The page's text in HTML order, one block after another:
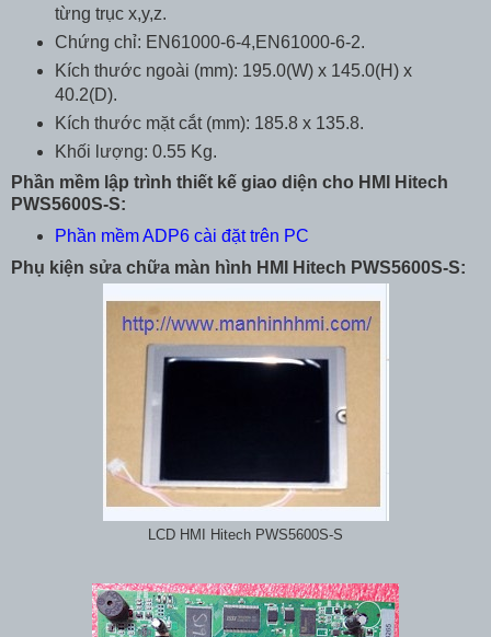
từng trục x,y,z.
Chứng chỉ: EN61000-6-4,EN61000-6-2.
Kích thước ngoài (mm): 195.0(W) x 145.0(H) x
40.2(D).
Kích thước mặt cắt (mm): 185.8 x 135.8.
Khối lượng: 0.55 Kg.
Phần mềm lập trình thiết kế giao diện cho HMI Hitech
PWS5600S-S:
Phần mềm ADP6 cài đặt trên PC
Phụ kiện sửa chữa màn hình HMI Hitech PWS5600S-S:
LCD HMI Hitech PWS5600S-S